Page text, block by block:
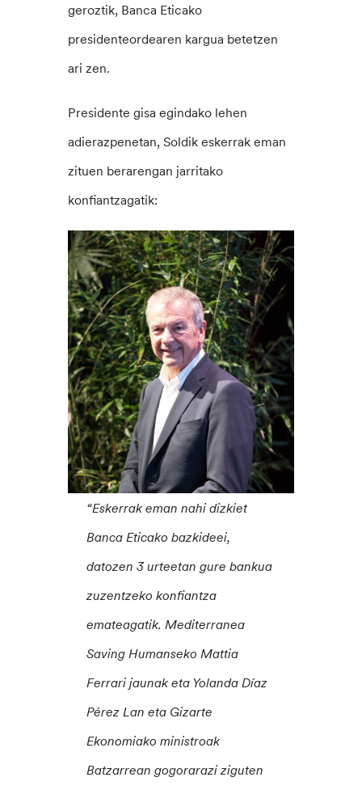
geroztik, Banca Eticako
presidenteordearen kargua betetzen
ari zen.
Presidente gisa egindako lehen
adierazpenetan, Soldik eskerrak eman
zituen berarengan jarritako
konfiantzagatik:
“Eskerrak eman nahi dizkiet
Banca Eticako bazkideei,
datozen 3 urteetan gure bankua
zuzentzeko konfiantza
emateagatik. Mediterranea
Saving Humanseko Mattia
Ferrari jaunak eta Yolanda Díaz
Pérez Lan eta Gizarte
Ekonomiako ministroak
Batzarrean gogorarazi ziguten